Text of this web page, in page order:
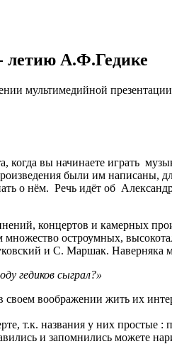
летию А.Ф.Гедике
мультимедийной
вы начинаете играть
были им написаны,
о нём. Речь идёт об
концертов и камерных
остроумных,
и С. Маршак. Наверняка
гедиков сыграл?»
воображении жить их
т.к. названия у них простые
и запомнились можете